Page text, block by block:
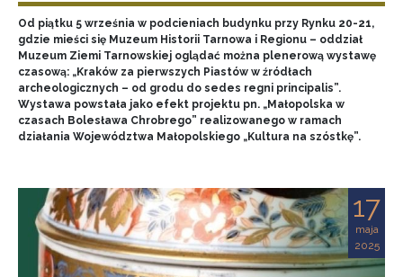
Od piątku 5 września w podcieniach budynku przy Rynku 20-21,
gdzie mieści się Muzeum Historii Tarnowa i Regionu – oddział
Muzeum Ziemi Tarnowskiej oglądać można plenerową wystawę
czasową: „Kraków za pierwszych Piastów w źródłach
archeologicznych – od grodu do sedes regni principalis”.
Wystawa powstała jako efekt projektu pn. „Małopolska w
czasach Bolesława Chrobrego” realizowanego w ramach
działania Województwa Małopolskiego „Kultura na szóstkę”.
17
maja
2025